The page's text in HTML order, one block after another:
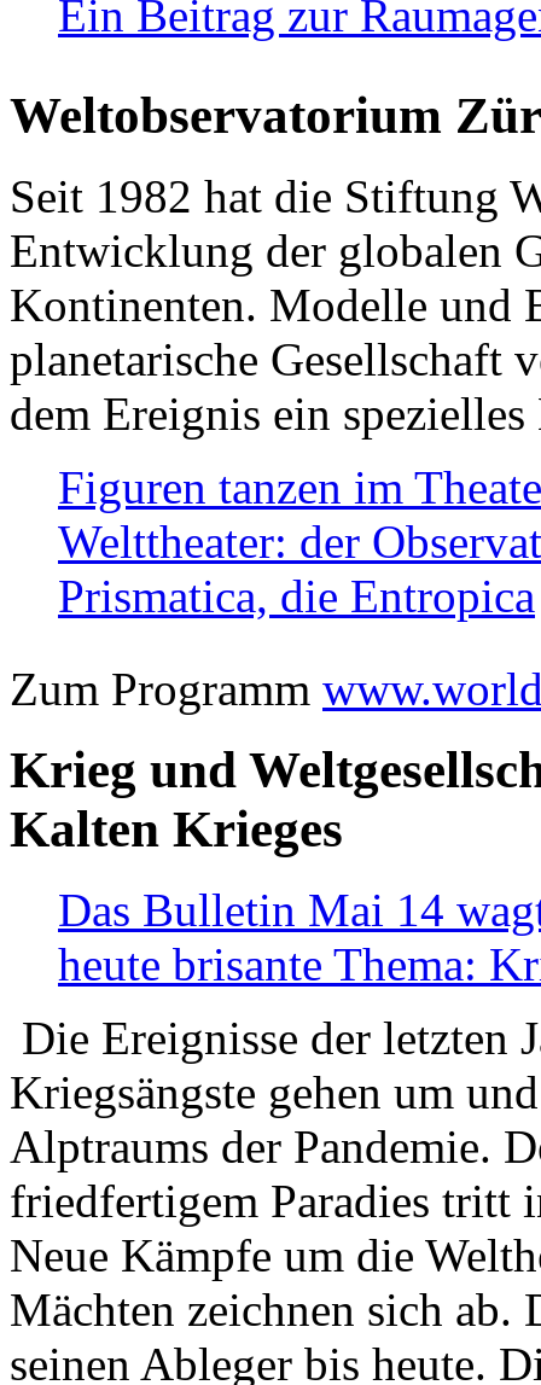
Ein Beitrag zur
Weltobservatorium
Seit 1982 hat die Stiftung
Entwicklung der globalen
Kontinenten. Modelle und
planetarische Gesellschaft
dem Ereignis ein
Figuren tanzen im
Welttheater: der
Prismatica, die Entropica
Zum Programm
Krieg und
Kalten Krieges
Das Bulletin Mai 14
heute brisante Thema:
Die Ereignisse der letzten
Kriegsängste gehen um
Alptraums der Pandemie.
friedfertigem Paradies tritt
Neue Kämpfe um die
Mächten zeichnen sich
seinen Ableger bis heute.